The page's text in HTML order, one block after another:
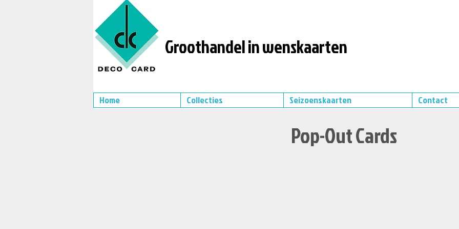
Groothandel in wenskaarten
Home Collecties Seizoenskaarten Contact
Pop-Out Cards